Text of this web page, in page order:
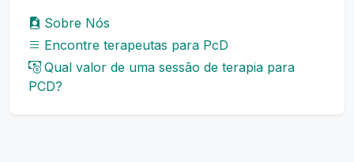
Sobre Nós
Encontre terapeutas para PcD
Qual valor de uma sessão de terapia para
PCD?